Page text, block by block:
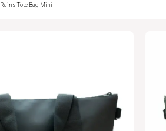
Rains Tote Bag Mini